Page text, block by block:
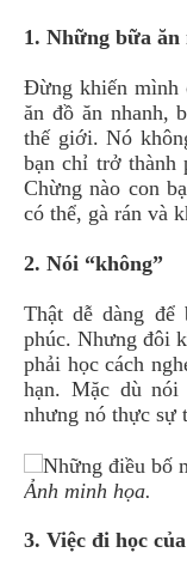
1. Những bữa ăn
Đừng khiến mình
ăn đồ ăn nhanh,
thế giới. Nó
bạn chỉ trở thành
Chừng nào con
có thể, gà rán và
2. Nói “không”
Thật dễ dàng
phúc. Nhưng đôi
phải học cách
hạn. Mặc dù
nhưng nó thực sự
Ảnh minh họa.
3. Việc đi học